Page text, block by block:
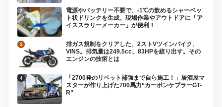
電源やバッテリー不要で、-1℃の飲めるシャーベッ
ト状ドリンクを生成。現場作業やアウトドアに「ア
イススラリーメーカー」が便利！
排ガス規制をクリアした、2ストVツインバイク、
VINS。排気量は249.5cc、83HPを絞り出す。その
エンジンの技術とは
「2700発のリベット補強まで自ら施工！」居酒屋マ
スターが作り上げた700馬力“カーボンケブラーGT-
R”